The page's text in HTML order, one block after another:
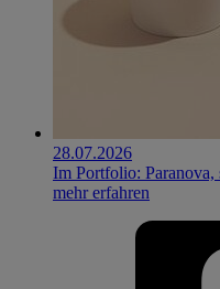
28.07.2026
Im Portfolio: Paranova,
mehr erfahren